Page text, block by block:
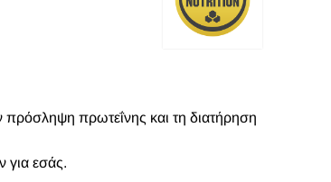
πρόσληψη πρωτεΐνης και τη διατήρηση
για εσάς.